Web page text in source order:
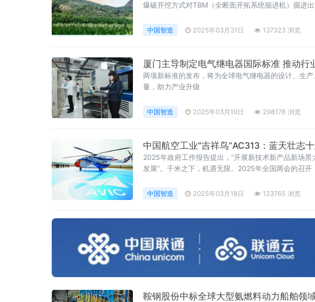
爆破开挖方式对TBM（全断面开拓系统掘进机）掘进
作为高精度、高价值的掘进设备
中国智造 2025年03月31日 137323 浏览
厦门主导制定电气
两项新标准的发布，将为全球电气继电器的设计、生
量，助力产业升级
中国智造 2025年03月19日 298178 浏览
中国航空工业“吉祥鸟”AC313：蓝天壮志
2025年政府工作报告提出，“开展新技术新产品新场
发展”。千米之下，机遇无限。2025年全国两会的召
中国智造 2025年03月18日 123765 浏览
鞍钢股份中标全球大型氨燃料动力船舶领